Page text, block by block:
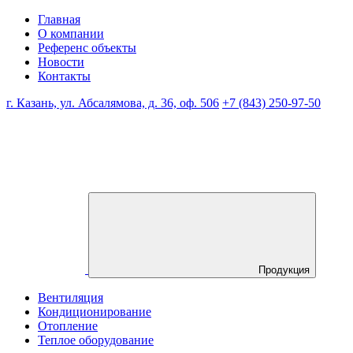
Главная
О компании
Референс объекты
Новости
Контакты
г. Казань, ул. Абсалямова, д. 36, оф. 506 +7 (843) 250-97-50
Продукция
Вентиляция
Кондиционирование
Отопление
Теплое оборудование